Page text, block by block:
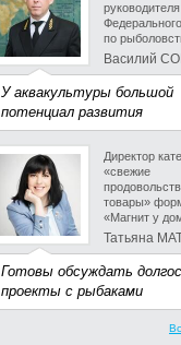
руководителя
по
Василий
У аквакультуры большой
потенциал развития
Директор
«свежие
товары»
«Магнит у
Татьяна
Готовы обсуждать
проекты с рыбаками